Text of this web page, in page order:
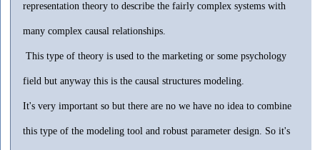
representation theory to describe the fairly complex systems with
many complex causal relationships.
This type of theory is used to the marketing or some psychology
field but anyway this is the causal structures modeling.
It's very important so but there are no we have no idea to combine
this type of the modeling tool and robust parameter design. So it's